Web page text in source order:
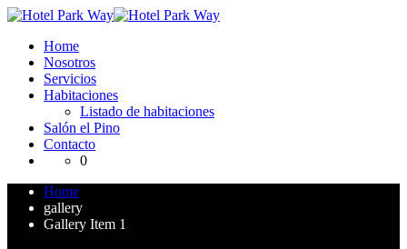
Home
Nosotros
Servicios
Habitaciones
Listado de habitaciones
Salón el Pino
Contacto
0
Home
gallery
Gallery Item 1